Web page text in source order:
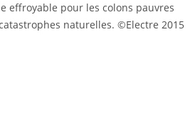
effroyable pour les colons pauvres
naturelles. ©Electre 2015